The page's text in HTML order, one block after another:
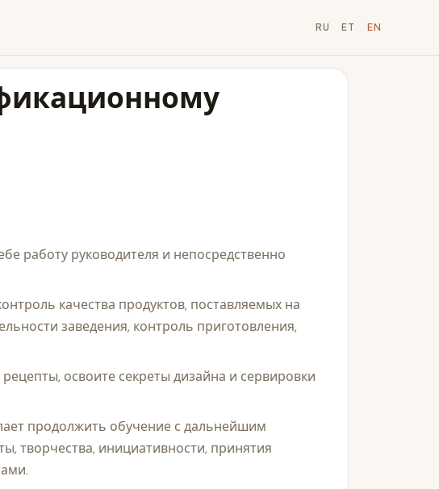
RU ET EN
работу руководителя и непосредственно
качества продуктов, поставляемых на
заведения, контроль приготовления,
освоите секреты дизайна и сервировки
продолжить обучение с дальнейшим
творчества, инициативности, принятия